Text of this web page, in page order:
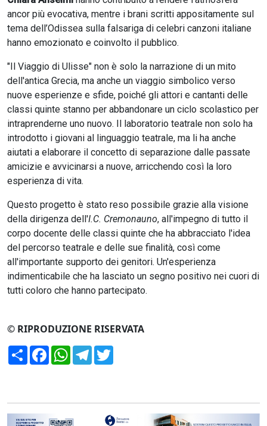
ancor più evocativa, mentre i brani scritti appositamente sul
tema dell’Odissea sulla falsariga di celebri canzoni italiane
hanno emozionato e coinvolto il pubblico.
"Il Viaggio di Ulisse" non è solo la narrazione di un mito
dell'antica Grecia, ma anche un viaggio simbolico verso
nuove esperienze e sfide, poiché gli attori e cantanti delle
classi quinte stanno per abbandonare un ciclo scolastico per
intraprenderne uno nuovo. Il laboratorio teatrale non solo ha
introdotto i giovani al linguaggio teatrale, ma li ha anche
aiutati a elaborare il concetto di separazione dalle passate
amicizie e avvicinarsi a nuove, arricchendo così la loro
esperienza di vita.
Questo progetto è stato reso possibile grazie alla visione
della dirigenza dell'I.C. Cremonauno, all'impegno di tutto il
corpo docente delle classi quinte che ha abbracciato l'idea
del percorso teatrale e delle sue finalità, così come
all'importante supporto dei genitori. Un'esperienza
indimenticabile che ha lasciato un segno positivo nei cuori di
tutti coloro che hanno partecipato.
© RIPRODUZIONE RISERVATA
CondividiFacebookWhatsApp
Telegram